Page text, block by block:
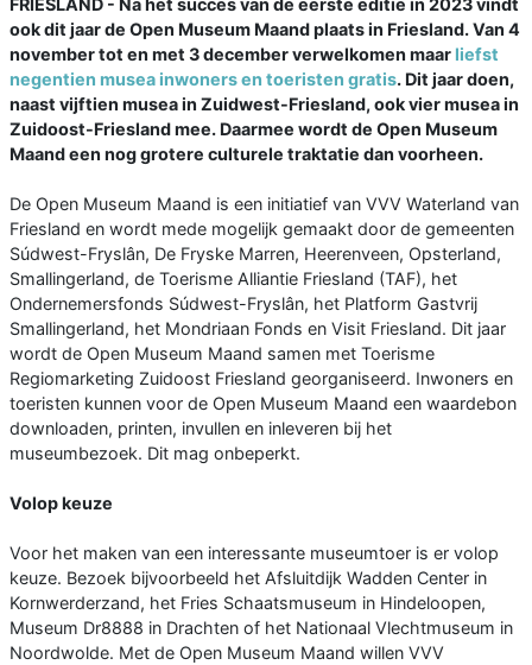
ook dit jaar de Open Museum Maand plaats in Friesland. Van 4
november tot en met 3 december verwelkomen maarliefst
negentien musea inwoners en toeristen gratis. Dit jaar doen,
naast vijftien musea in Zuidwest-Friesland, ook vier musea in
Zuidoost-Friesland mee. Daarmee wordt de Open Museum
Maand een nog grotere culturele traktatie dan voorheen.
De Open Museum Maand is een initiatief van VVV Waterland van
Friesland en wordt mede mogelijk gemaakt door de gemeenten
Súdwest-Fryslân, De Fryske Marren, Heerenveen, Opsterland,
Smallingerland, de Toerisme Alliantie Friesland (TAF), het
Ondernemersfonds Súdwest-Fryslân, het Platform Gastvrij
Smallingerland, het Mondriaan Fonds en Visit Friesland. Dit jaar
wordt de Open Museum Maand samen met Toerisme
Regiomarketing Zuidoost Friesland georganiseerd. Inwoners en
toeristen kunnen voor de Open Museum Maand een waardebon
downloaden, printen, invullen en inleveren bij het
museumbezoek. Dit mag onbeperkt.
Volop keuze
Voor het maken van een interessante museumtoer is er volop
keuze. Bezoek bijvoorbeeld het Afsluitdijk Wadden Center in
Kornwerderzand, het Fries Schaatsmuseum in Hindeloopen,
Museum Dr8888 in Drachten of het Nationaal Vlechtmuseum in
Noordwolde. Met de Open Museum Maand willen VVV